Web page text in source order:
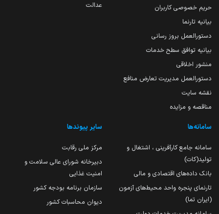
حریم خصوصی کاربران
بیانیه تارنما
دستورالعمل بروز رسانی
بیانیه توافق سطح خدمات
منشور اخلاقی
دستورالعمل مدیریت تعارض منافع
نقشه سایت
مناقصه و مزایده
عدالت
سامانه‌ها
سامانه جامع کارآفرینی ، اشتغال و
تولید(کات)
بانک داده‌های اقتصادی و مالی
تارنمای پنجره واحد محیط‌های آزمون
(ایران تما)
سایر پیوندها
مرکز ملی رقابت
دبیرخانه شورای عالی سلامت و
امنیت غذایی
سازمان برنامه بودجه کشور
دیوان محاسبات کشور